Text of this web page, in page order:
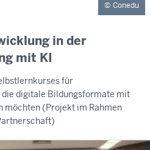
Conedu
in der
mit KI
für
digitale Bildungsformate mit
möchten (Projekt im Rahmen